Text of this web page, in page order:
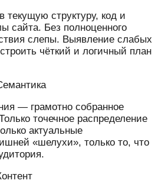
текущую структуру, код и
сайта. Без полноценного
слепы. Выявление слабых
чёткий и логичный план
— грамотно собранное
точечное распределение
актуальные
«шелухи», только то, что